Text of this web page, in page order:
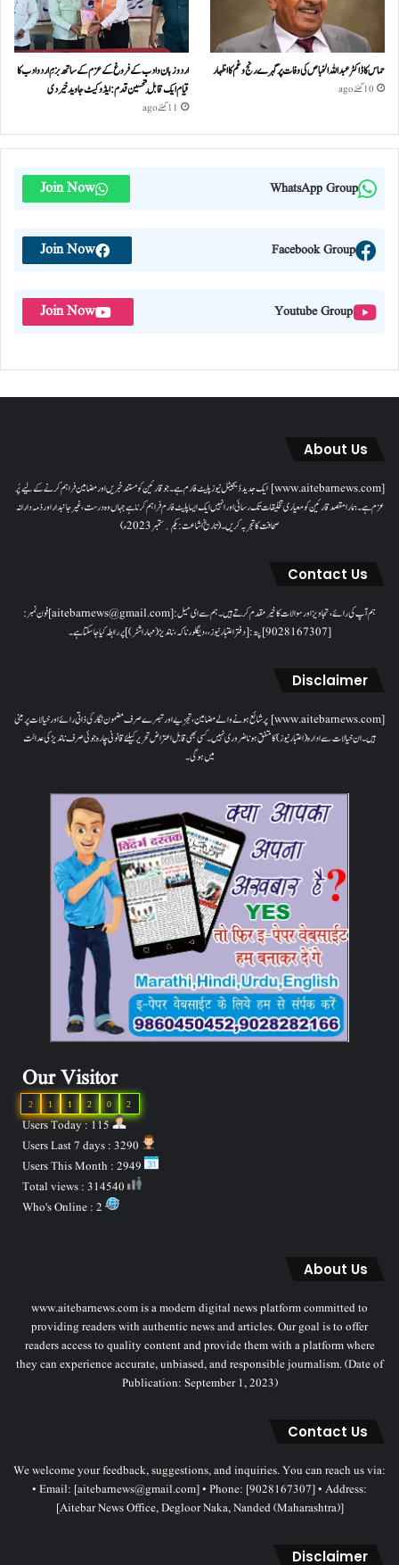
حماس کا ڈاکٹر عبداللہ الخباص کی وفات پر گہرے رنج وغم کااظہار
10 گھنٹے ago
اردو زبان و ادب کے فروغ کے عزم کے ساتھ بزمِ اردو ادب کا
قیام ایک قابلِ تحسین قدم : ایڈوکیٹ جاوید خیردی
11 گھنٹے ago
WhatsApp Group
Join Now
Facebook Group
Join Now
Youtube Group
Join Now
About Us
[www.aitebarnews.com] ایک جدید ڈیجیٹل نیوز پلیٹ فارم ہے۔ جو قارئین کو مستند خبریں اور مضامین فراہم کرنے کے لیے پُر
عزم ہے۔ ہمارا مقصدقارئین کو معیاری تخلیقات تک رسائی اور انہیں ایک ایسا پلیٹ فارم فراہم کرنا ہے جہاں وہ درست، غیر جانبدار اور ذمہ دارانہ
صحافت کا تجربہ کریں۔( تاریخ اشاعت : یکم؍ ستمبر 2023ء)
Contact Us
ہم آپ کی رائے، تجاویز اور سوالات کا خیرمقدم کرتے ہیں۔ ہم سےای میل: [aitebarnews@gmail.com]فون نمبر:
[9028167307]پتہ: [دفتر اعتبار نیوز، ، دیگلور ناکہ، ناندیڑ(مہاراشٹر) ] پر رابطہ کیا جاسکتا ہے۔
Disclaimer
[www.aitebarnews.com] پر شائع ہونے والے مضامین، تجزیے اور تبصرے صرف مضمون نگار کی ذاتی رائے اور خیالات پر مبنی
ہیں۔ ان خیالات سے ادارہ (اعتبار نیوز) کا متفق ہونا ضروری نہیں۔ کسی بھی قابل اعتراض تحریر کیلئے قانونی چارہ جوئی صرف ناندیڑ کی عدالت
میں ہوگی۔
Our Visitor
2
0
2
1
1
2
Users Today : 115
About Us
www.aitebarnews.com is a modern digital news platform committed to
providing readers with authentic news and articles. Our goal is to offer
readers access to quality content and provide them with a platform where
they can experience accurate, unbiased, and responsible journalism. (Date of
Publication: September 1, 2023)
Contact Us
We welcome your feedback, suggestions, and inquiries. You can reach us via:
• Email: [aitebarnews@gmail.com] • Phone: [9028167307] • Address:
[Aitebar News Office, Degloor Naka, Nanded (Maharashtra)]
Disclaimer